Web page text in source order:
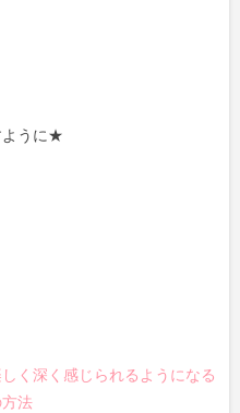
ように★
く深く感じられるようになる
法